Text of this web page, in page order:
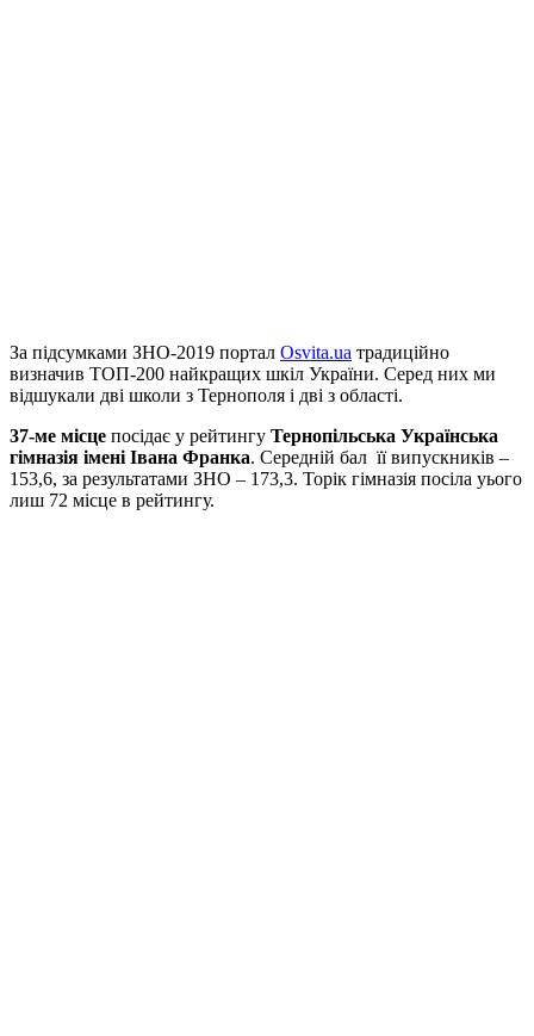
За підсумками ЗНО-2019 портал Osvita.ua традиційно
визначив ТОП-200 найкращих шкіл України. Серед них ми
відшукали дві школи з Тернополя і дві з області.
37-ме місце посідає у рейтингу Тернопільська Українська
гімназія імені Івана Франка. Середній бал її випускників –
153,6, за результатами ЗНО – 173,3. Торік гімназія посіла уього
лиш 72 місце в рейтингу.